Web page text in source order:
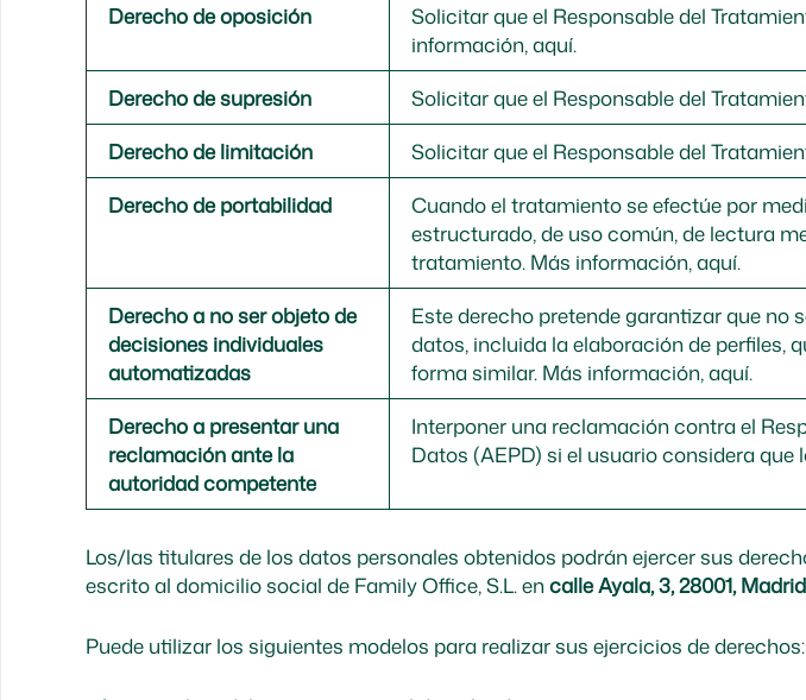
Derecho de oposición
Solicitar que el Responsable del
información, aquí.
Derecho de supresión
Solicitar que el Responsable del
Derecho de limitación
Solicitar que el Responsable del
Derecho de portabilidad
Cuando el tratamiento se efectúe por
estructurado, de uso común, de lectura
tratamiento. Más información, aquí.
Derecho a no ser objeto de
decisiones individuales
automatizadas
Este derecho pretende garantizar que no
datos, incluida la elaboración de perfiles,
forma similar. Más información, aquí.
Derecho a presentar una
reclamación ante la
autoridad competente
Interponer una reclamación contra el
Datos (AEPD) si el usuario considera
Los/las titulares de los datos personales obtenidos podrán ejercer sus
escrito al domicilio social de Family Office, S.L. en calle Ayala, 3, 28001, Madrid
Puede utilizar los siguientes modelos para realizar sus ejercicios de derechos: